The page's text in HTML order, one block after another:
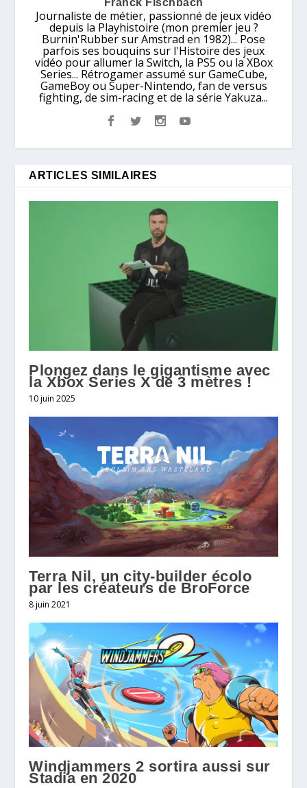
Journaliste de métier, passionné de jeux vidéo
depuis la Playhistoire (mon premier jeu ?
Burnin'Rubber sur Amstrad en 1982)... Pose
parfois ses bouquins sur l'Histoire des jeux
vidéo pour allumer la Switch, la PS5 ou la XBox
Series... Rétrogamer assumé sur GameCube,
GameBoy ou Super-Nintendo, fan de versus
fighting, de sim-racing et de la série Yakuza...
ARTICLES SIMILAIRES
Plongez dans le gigantisme avec
la Xbox Series X de 3 mètres !
10 juin 2025
Terra Nil, un city-builder écolo
par les créateurs de BroForce
8 juin 2021
Windjammers 2 sortira aussi sur
Stadia en 2020